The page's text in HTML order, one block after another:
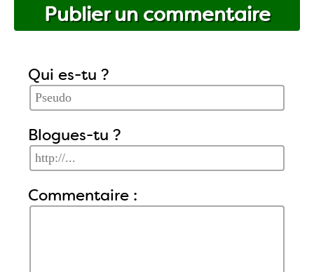
Publier un commentaire
Qui es-tu ?
Blogues-tu ?
Commentaire :